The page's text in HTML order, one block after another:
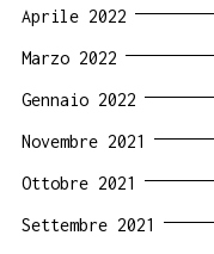
Aprile 2022
Marzo 2022
Gennaio 2022
Novembre 2021
Ottobre 2021
Settembre 2021